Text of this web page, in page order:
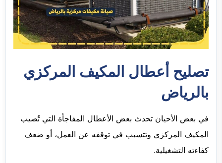
تصليح أعطال المكيف المركزي
بالرياض
في بعض الأحيان تحدث بعض الأعطال المفاجأة التي تُصيب
المكيف المركزي وتتسبب في توقفه عن العمل، أو ضعف
كفاءته التشغيلية.